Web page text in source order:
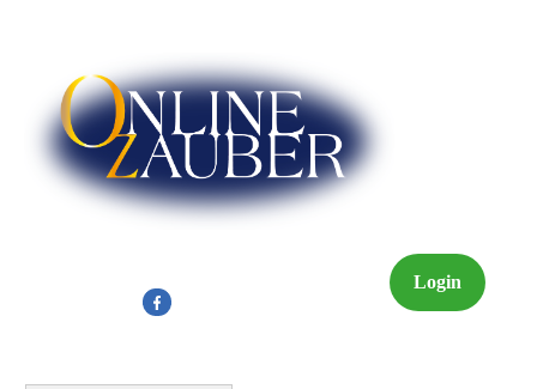
Login